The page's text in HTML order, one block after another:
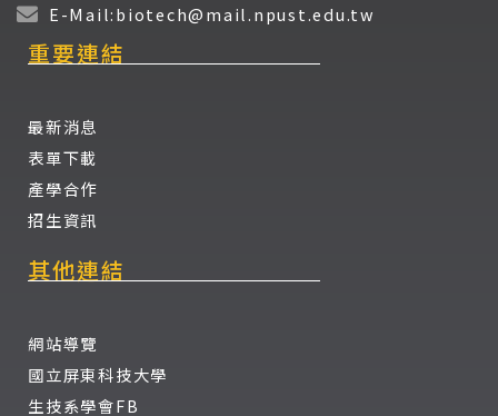
E-Mail:biotech@mail.npust.edu.tw
重要連結
最新消息
表單下載
產學合作
招生資訊
其他連結
網站導覽
國立屏東科技大學
生技系學會FB